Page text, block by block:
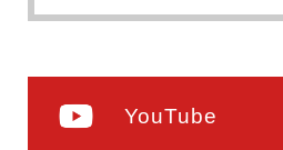
YouTube